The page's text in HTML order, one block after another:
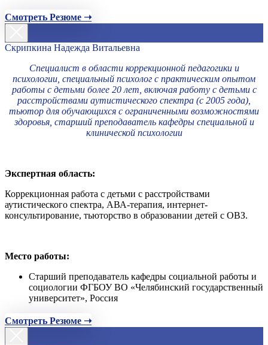
Смотреть Резюме ➝
Скрипкина Надежда Витальевна
Специалист в области коррекционной педагогики и
психологии, специальный психолог с практическим опытом
работы с детьми более 20 лет, включая работу с детьми с
расстройствами аутистического спектра (с 2005 года),
тьютор для обучающихся с ограниченными возможностями
здоровья, старший преподаватель кафедры специальной и
клинической психологии
Экспертная область:
Коррекционная работа с детьми с расстройствами
аутистического спектра, АВА-терапия, интернет-
консультирование, тьюторство в образовании детей с ОВЗ.
Место работы:
Старший преподаватель кафедры социальной работы и
социологии ФГБОУ ВО «Челябинский государственный
университет», Россия
Смотреть Резюме ➝